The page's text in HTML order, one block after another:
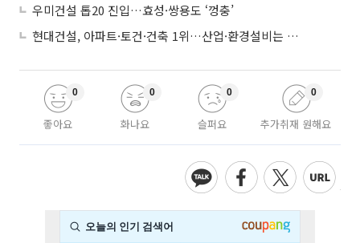
우미건설 톱20 진입…효성·쌍용도 ‘껑충’
현대건설, 아파트·토건·건축 1위…산업·환경설비는 삼성E&A
좋아요
0
화나요
0
슬퍼요
0
추가취재 원해요
0